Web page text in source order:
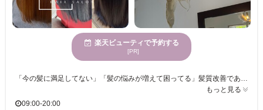
楽天ビューティで予約する
[PR]
「今の髪に満足してない」「髪の悩みが増えて困ってる」髪質改善であなたの人生を変えてみませんか？髪を綺麗にしたいお客様は是非Latte【ラテ】で髪質改善してみて下さい☆必ずご満足する艶髪をご提供させて頂きます。 【大人女性×髪質改善】「髪質で悩むのはもうやめませんか？」マンツーマン施術の髪質改善サロン♪髪質改善、縮毛矯正に特化した「髪にドラマを。」取扱◎当店では10分～30分しっかりカウンセリングを行い、一人ひとり質に合わせ、丁寧な施術をいたします。【髪質改善/縮毛矯正/トリートメント】 30～50代の女性におすすめ◎髪質の変化に対して何やっても効果実感・改善・キレイにならない方オススメサロンです！
もっと見る
09:00-20:00